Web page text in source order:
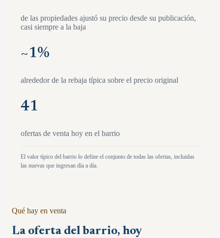
de las propiedades ajustó su precio desde su publicación,
casi siempre a la baja
~1%
alrededor de la rebaja típica sobre el precio original
41
ofertas de venta hoy en el barrio
El valor típico del barrio lo define el conjunto de todas las ofertas, incluidas
las nuevas que ingresan día a día.
Qué hay en venta
La oferta del barrio, hoy